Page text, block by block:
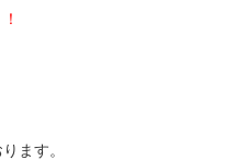
ます。